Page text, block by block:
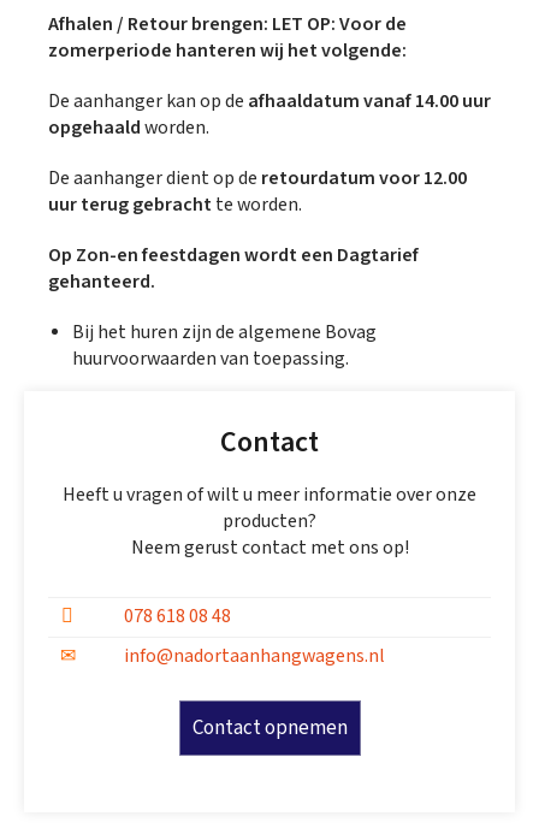
Afhalen / Retour brengen: LET OP: Voor de
zomerperiode hanteren wij het volgende:
De aanhanger kan op de afhaaldatum vanaf 14.00 uur
opgehaaldworden.
De aanhanger dient op de retourdatum voor 12.00
uur terug gebrachtte worden.
Op Zon-en feestdagen wordt een Dagtarief
gehanteerd.
Bij het huren zijn de algemene Bovag
huurvoorwaarden van toepassing.
Contact
Heeft u vragen of wilt u meer informatie over onze
producten?
Neem gerust contact met ons op!
078 618 08 48
info@nadortaanhangwagens.nl
Contact opnemen